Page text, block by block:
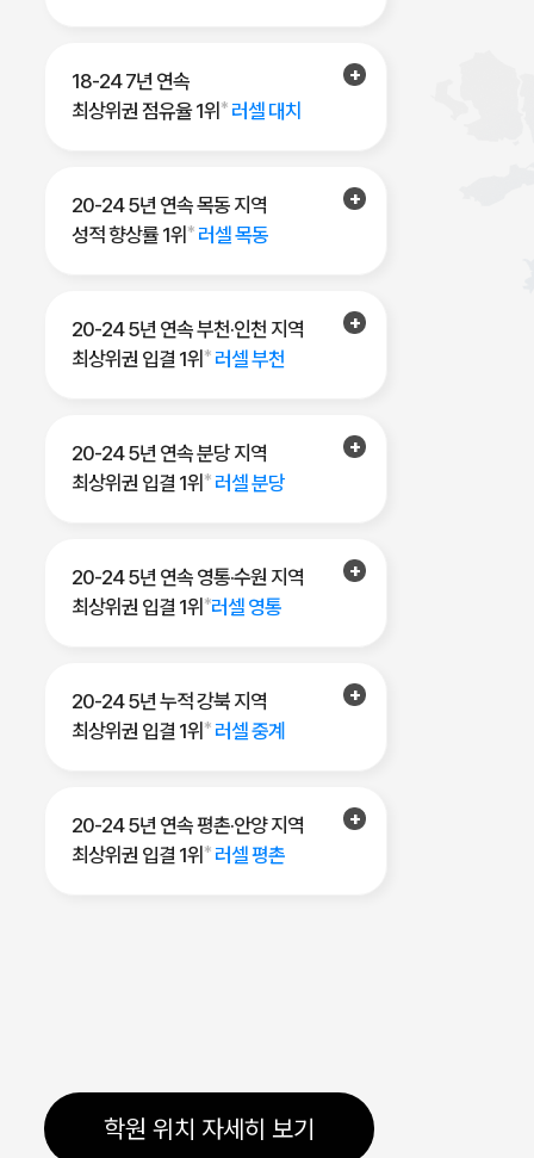
18-24 7년 연속
최상위권 점유율 1위 * 러셀 대치
20-24 5년 연속 목동 지역
성적 향상률 1위 * 러셀 목동
20-24 5년 연속 부천·인천 지역
최상위권 입결 1위 * 러셀 부천
20-24 5년 연속 분당 지역
최상위권 입결 1위 * 러셀 분당
20-24 5년 연속 영통·수원 지역
최상위권 입결 1위 *러셀 영통
20-24 5년 누적 강북 지역
최상위권 입결 1위 * 러셀 중계
20-24 5년 연속 평촌·안양 지역
최상위권 입결 1위 * 러셀 평촌
학원 위치 자세히 보기